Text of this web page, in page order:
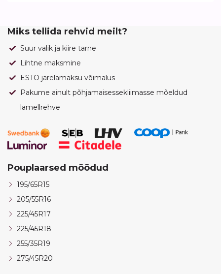
Miks tellida rehvid meilt?
Suur valik ja kiire tarne
Lihtne maksmine
ESTO järelamaksu võimalus
Pakume ainult põhjamaisessekliimasse mõeldud
lamellrehve
Pouplaarsed mõõdud
195/65R15
205/55R16
225/45R17
225/45R18
255/35R19
275/45R20